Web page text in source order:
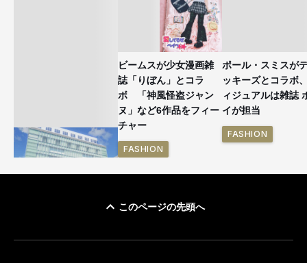
ビームスが少女漫画雑
誌「りぼん」とコラ
ボ 「神風怪盗ジャン
ヌ」など6作品をフィー
チャー
FASHION
ポール・スミスが
ッキーズとコラボ
ィジュアルは雑誌
イが担当
FASHION
このページの先頭へ